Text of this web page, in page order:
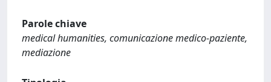
Parole chiave
medical humanities, comunicazione medico-paziente,
mediazione